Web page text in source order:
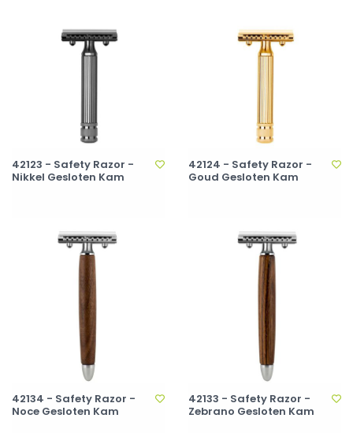
42123 - Safety Razor -
Nikkel Gesloten Kam
42124 - Safety Razor -
Goud Gesloten Kam
42134 - Safety Razor -
Noce Gesloten Kam
42133 - Safety Razor -
Zebrano Gesloten Kam